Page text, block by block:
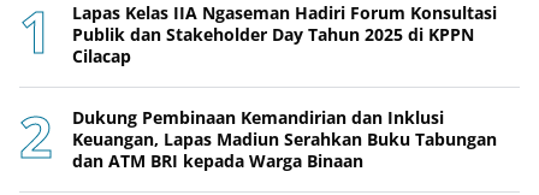
Lapas Kelas IIA Ngaseman Hadiri Forum Konsultasi
Publik dan Stakeholder Day Tahun 2025 di KPPN
Cilacap
Dukung Pembinaan Kemandirian dan Inklusi
Keuangan, Lapas Madiun Serahkan Buku Tabungan
dan ATM BRI kepada Warga Binaan